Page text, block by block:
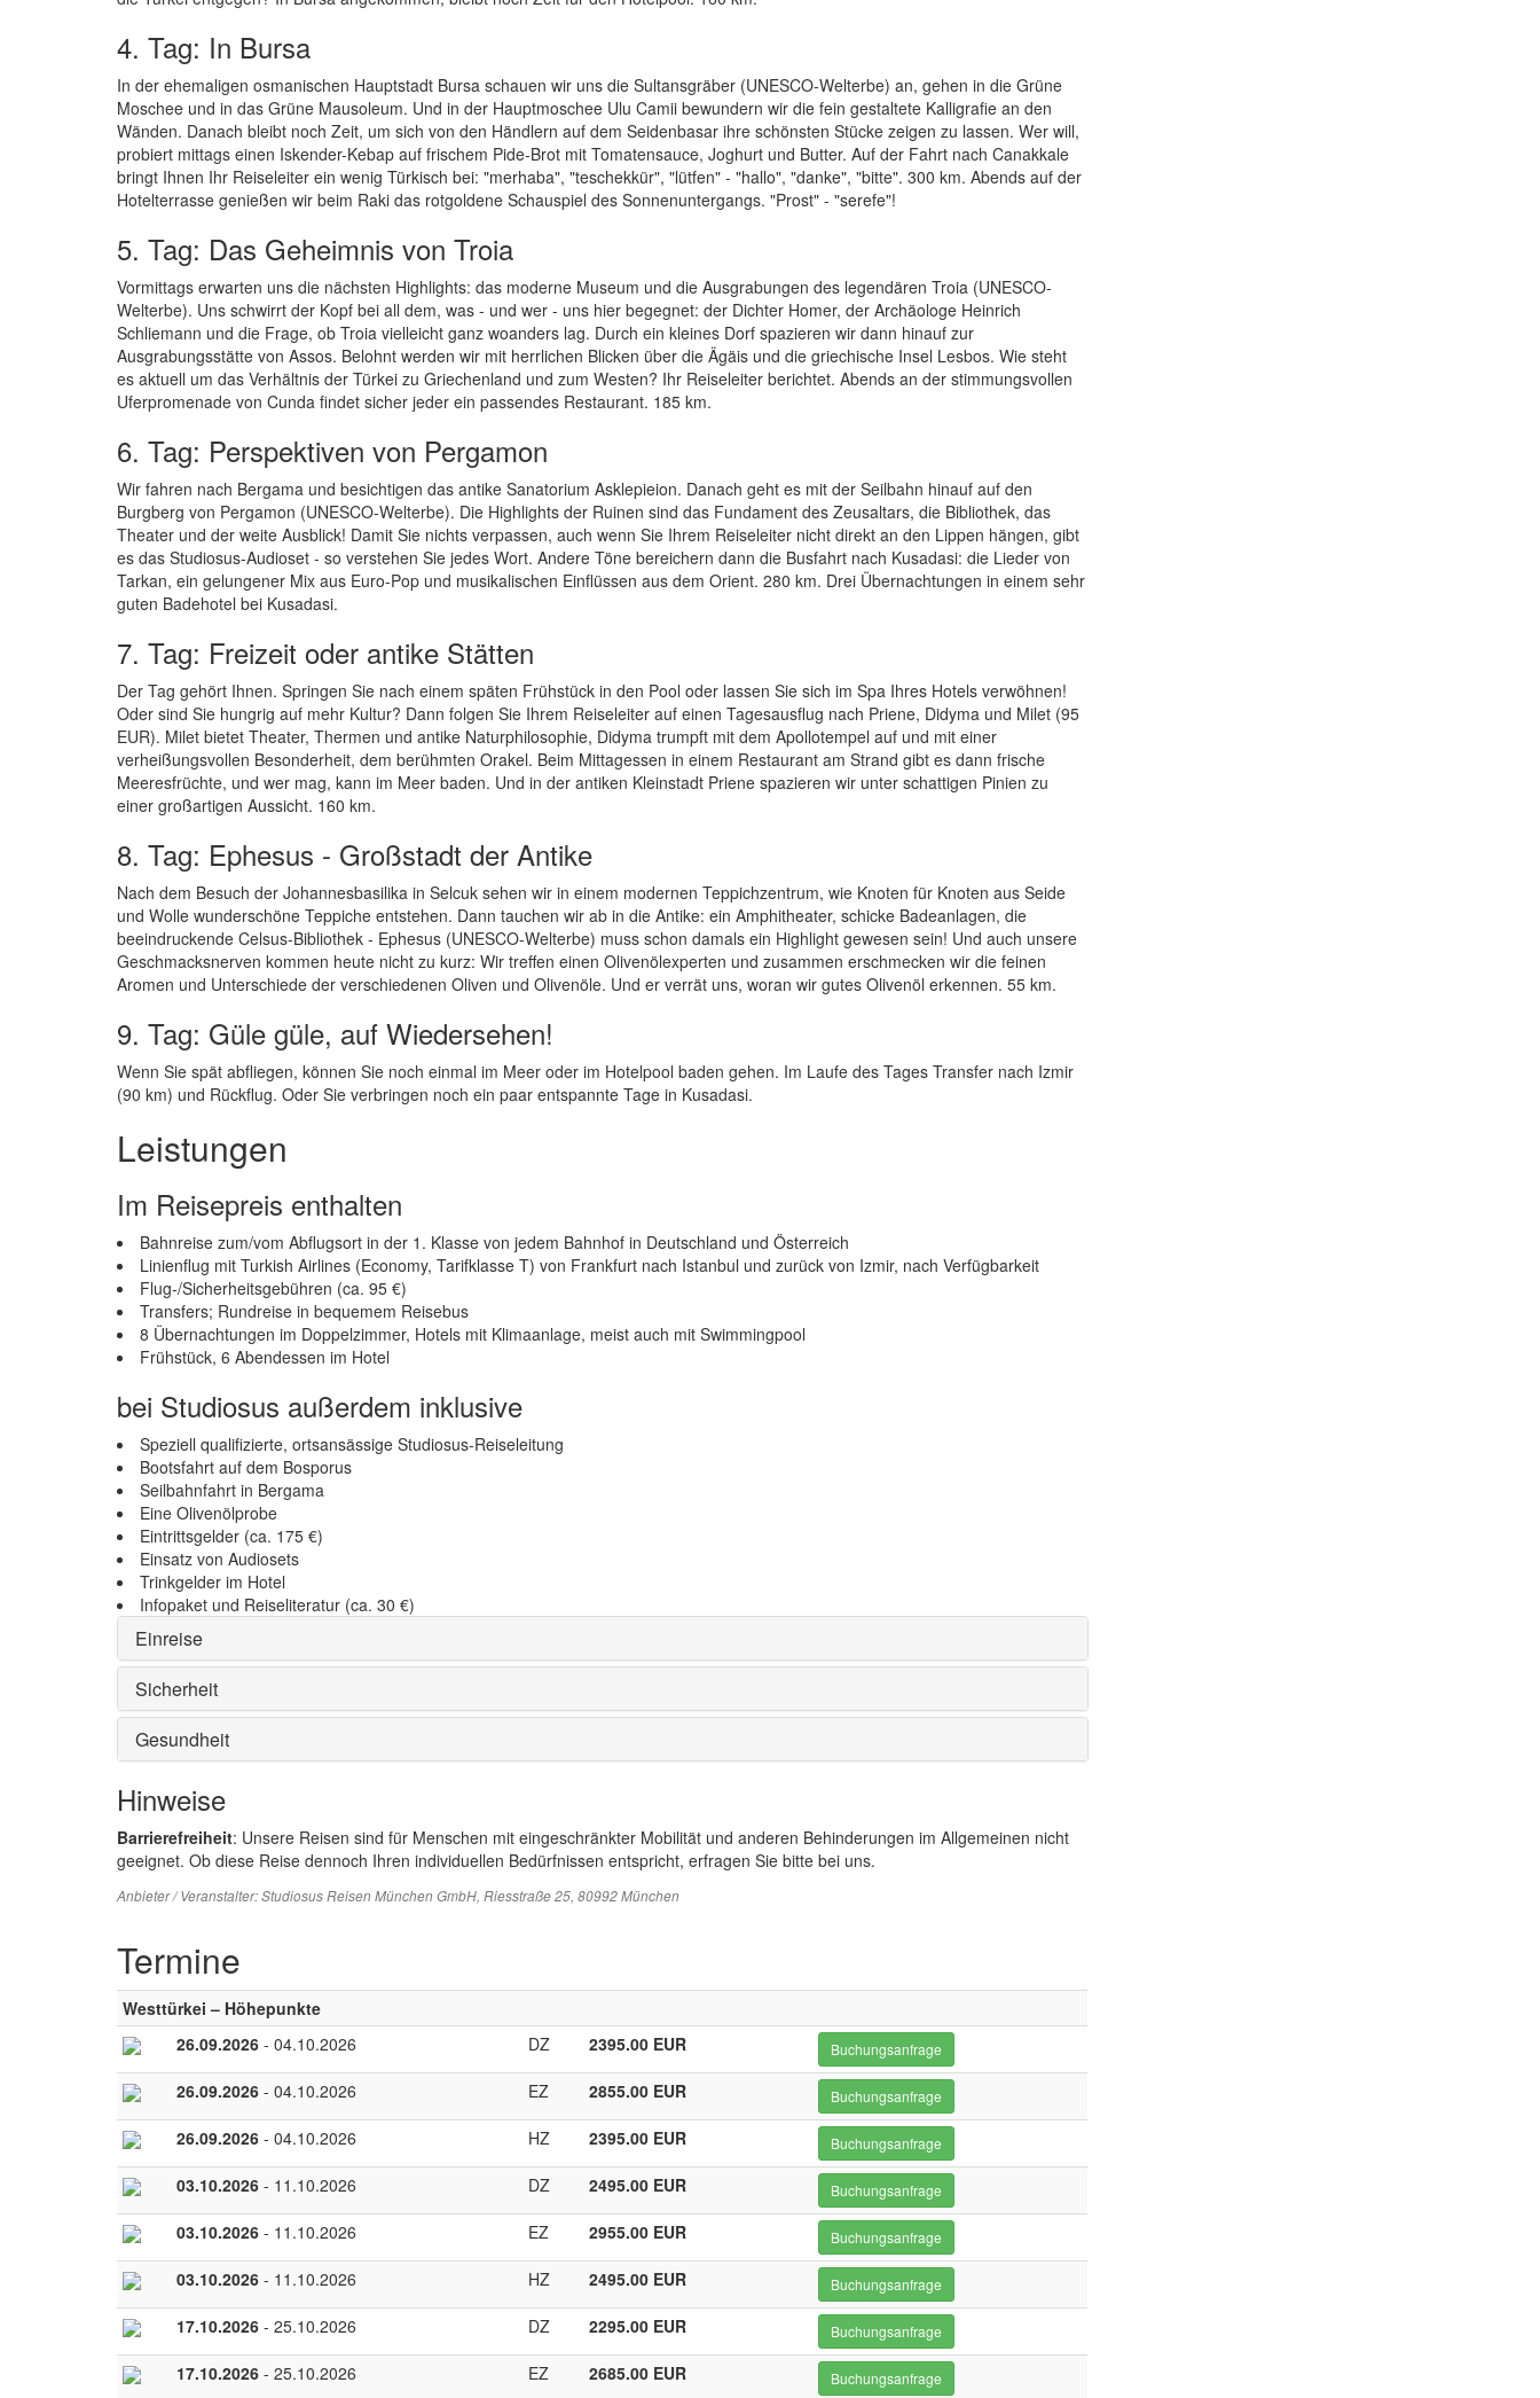
4. Tag: In Bursa
In der ehemaligen osmanischen Hauptstadt Bursa schauen wir uns die Sultansgräber (UNESCO-Welterbe) an, gehen in die Grüne
Moschee und in das Grüne Mausoleum. Und in der Hauptmoschee Ulu Camii bewundern wir die fein gestaltete Kalligrafie an den
Wänden. Danach bleibt noch Zeit, um sich von den Händlern auf dem Seidenbasar ihre schönsten Stücke zeigen zu lassen. Wer will,
probiert mittags einen Iskender-Kebap auf frischem Pide-Brot mit Tomatensauce, Joghurt und Butter. Auf der Fahrt nach Canakkale
bringt Ihnen Ihr Reiseleiter ein wenig Türkisch bei: "merhaba", "teschekkür", "lütfen" - "hallo", "danke", "bitte". 300 km. Abends auf der
Hotelterrasse genießen wir beim Raki das rotgoldene Schauspiel des Sonnenuntergangs. "Prost" - "serefe"!
5. Tag: Das Geheimnis von Troia
Vormittags erwarten uns die nächsten Highlights: das moderne Museum und die Ausgrabungen des legendären Troia (UNESCO-
Welterbe). Uns schwirrt der Kopf bei all dem, was - und wer - uns hier begegnet: der Dichter Homer, der Archäologe Heinrich
Schliemann und die Frage, ob Troia vielleicht ganz woanders lag. Durch ein kleines Dorf spazieren wir dann hinauf zur
Ausgrabungsstätte von Assos. Belohnt werden wir mit herrlichen Blicken über die Ägäis und die griechische Insel Lesbos. Wie steht
es aktuell um das Verhältnis der Türkei zu Griechenland und zum Westen? Ihr Reiseleiter berichtet. Abends an der stimmungsvollen
Uferpromenade von Cunda findet sicher jeder ein passendes Restaurant. 185 km.
6. Tag: Perspektiven von Pergamon
Wir fahren nach Bergama und besichtigen das antike Sanatorium Asklepieion. Danach geht es mit der Seilbahn hinauf auf den
Burgberg von Pergamon (UNESCO-Welterbe). Die Highlights der Ruinen sind das Fundament des Zeusaltars, die Bibliothek, das
Theater und der weite Ausblick! Damit Sie nichts verpassen, auch wenn Sie Ihrem Reiseleiter nicht direkt an den Lippen hängen, gibt
es das Studiosus-Audioset - so verstehen Sie jedes Wort. Andere Töne bereichern dann die Busfahrt nach Kusadasi: die Lieder von
Tarkan, ein gelungener Mix aus Euro-Pop und musikalischen Einflüssen aus dem Orient. 280 km. Drei Übernachtungen in einem sehr
guten Badehotel bei Kusadasi.
7. Tag: Freizeit oder antike Stätten
Der Tag gehört Ihnen. Springen Sie nach einem späten Frühstück in den Pool oder lassen Sie sich im Spa Ihres Hotels verwöhnen!
Oder sind Sie hungrig auf mehr Kultur? Dann folgen Sie Ihrem Reiseleiter auf einen Tagesausflug nach Priene, Didyma und Milet (95
EUR). Milet bietet Theater, Thermen und antike Naturphilosophie, Didyma trumpft mit dem Apollotempel auf und mit einer
verheißungsvollen Besonderheit, dem berühmten Orakel. Beim Mittagessen in einem Restaurant am Strand gibt es dann frische
Meeresfrüchte, und wer mag, kann im Meer baden. Und in der antiken Kleinstadt Priene spazieren wir unter schattigen Pinien zu
einer großartigen Aussicht. 160 km.
8. Tag: Ephesus - Großstadt der Antike
Nach dem Besuch der Johannesbasilika in Selcuk sehen wir in einem modernen Teppichzentrum, wie Knoten für Knoten aus Seide
und Wolle wunderschöne Teppiche entstehen. Dann tauchen wir ab in die Antike: ein Amphitheater, schicke Badeanlagen, die
beeindruckende Celsus-Bibliothek - Ephesus (UNESCO-Welterbe) muss schon damals ein Highlight gewesen sein! Und auch unsere
Geschmacksnerven kommen heute nicht zu kurz: Wir treffen einen Olivenölexperten und zusammen erschmecken wir die feinen
Aromen und Unterschiede der verschiedenen Oliven und Olivenöle. Und er verrät uns, woran wir gutes Olivenöl erkennen. 55 km.
9. Tag: Güle güle, auf Wiedersehen!
Wenn Sie spät abfliegen, können Sie noch einmal im Meer oder im Hotelpool baden gehen. Im Laufe des Tages Transfer nach Izmir
(90 km) und Rückflug. Oder Sie verbringen noch ein paar entspannte Tage in Kusadasi.
Leistungen
Im Reisepreis enthalten
Bahnreise zum/vom Abflugsort in der 1. Klasse von jedem Bahnhof in Deutschland und Österreich
Linienflug mit Turkish Airlines (Economy, Tarifklasse T) von Frankfurt nach Istanbul und zurück von Izmir, nach Verfügbarkeit
Flug-/Sicherheitsgebühren (ca. 95 €)
Transfers; Rundreise in bequemem Reisebus
8 Übernachtungen im Doppelzimmer, Hotels mit Klimaanlage, meist auch mit Swimmingpool
Frühstück, 6 Abendessen im Hotel
bei Studiosus außerdem inklusive
Speziell qualifizierte, ortsansässige Studiosus-Reiseleitung
Bootsfahrt auf dem Bosporus
Seilbahnfahrt in Bergama
Eine Olivenölprobe
Eintrittsgelder (ca. 175 €)
Einsatz von Audiosets
Trinkgelder im Hotel
Infopaket und Reiseliteratur (ca. 30 €)
Einreise
Sicherheit
Gesundheit
Hinweise
Barrierefreiheit: Unsere Reisen sind für Menschen mit eingeschränkter Mobilität und anderen Behinderungen im Allgemeinen nicht
geeignet. Ob diese Reise dennoch Ihren individuellen Bedürfnissen entspricht, erfragen Sie bitte bei uns.
Anbieter / Veranstalter:Studiosus Reisen München GmbH, Riesstraße 25, 80992 München
Termine
Westtürkei – Höhepunkte
26.09.2026 - 04.10.2026 DZ 2395.00 EUR Buchungsanfrage
26.09.2026 - 04.10.2026 EZ 2855.00 EUR Buchungsanfrage
26.09.2026 - 04.10.2026 HZ 2395.00 EUR Buchungsanfrage
03.10.2026 - 11.10.2026 DZ 2495.00 EUR Buchungsanfrage
03.10.2026 - 11.10.2026 EZ 2955.00 EUR Buchungsanfrage
03.10.2026 - 11.10.2026 HZ 2495.00 EUR Buchungsanfrage
17.10.2026 - 25.10.2026 DZ 2295.00 EUR Buchungsanfrage
17.10.2026 - 25.10.2026 EZ 2685.00 EUR Buchungsanfrage